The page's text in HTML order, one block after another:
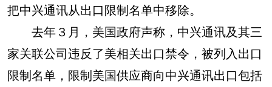
把中兴通讯从出口限制名单中移除。
去年３月，美国政府声称，中兴通讯及其三
家关联公司违反了美相关出口禁令，被列入出口
限制名单，限制美国供应商向中兴通讯出口包括